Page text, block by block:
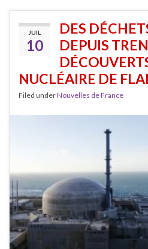
JUIL
10
DES
DEPUIS
NUCLÉAIRE DE
Filed underNouvelles de France